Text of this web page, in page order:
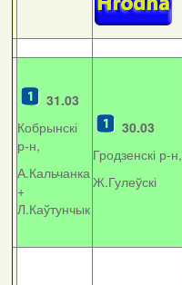
31.03
Кобрынскі
р-н,
А.Кальчанка
+
Л.Каўтунчык
30.03
Гродзенскі р-н,
Ж.Гулеўскі